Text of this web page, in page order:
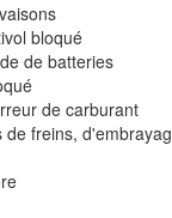
bloqué
de batteries
de carburant
freins,